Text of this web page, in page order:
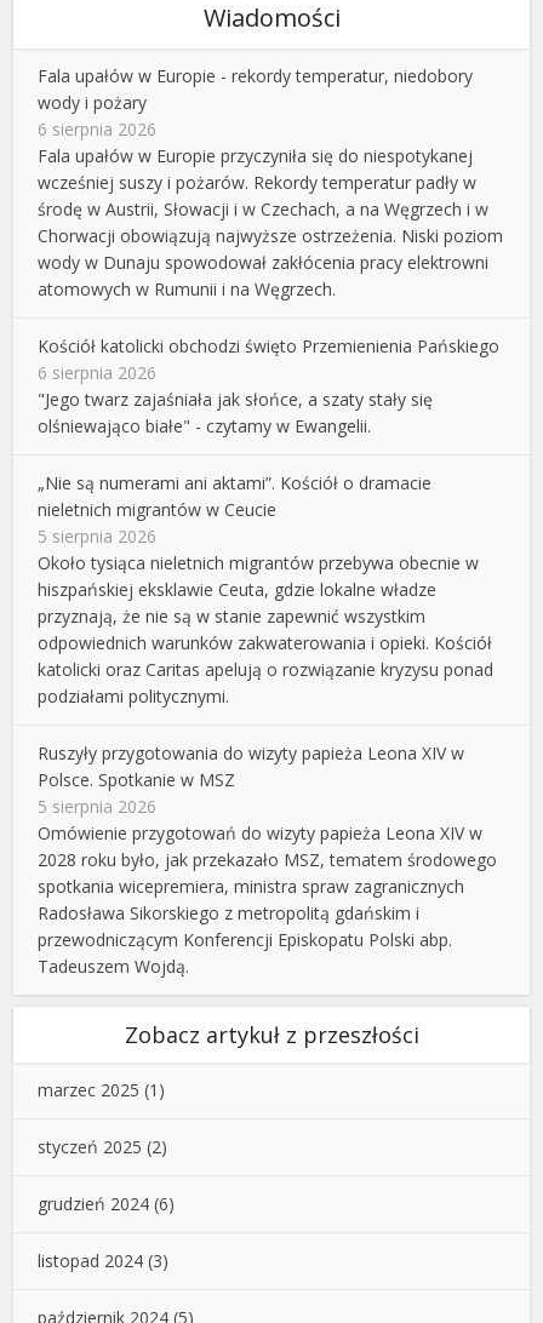
Wiadomości
Fala upałów w Europie - rekordy temperatur, niedobory
wody i pożary
6 sierpnia 2026
Fala upałów w Europie przyczyniła się do niespotykanej
wcześniej suszy i pożarów. Rekordy temperatur padły w
środę w Austrii, Słowacji i w Czechach, a na Węgrzech i w
Chorwacji obowiązują najwyższe ostrzeżenia. Niski poziom
wody w Dunaju spowodował zakłócenia pracy elektrowni
atomowych w Rumunii i na Węgrzech.
Kościół katolicki obchodzi święto Przemienienia Pańskiego
6 sierpnia 2026
"Jego twarz zajaśniała jak słońce, a szaty stały się
olśniewająco białe" - czytamy w Ewangelii.
„Nie są numerami ani aktami”. Kościół o dramacie
nieletnich migrantów w Ceucie
5 sierpnia 2026
Około tysiąca nieletnich migrantów przebywa obecnie w
hiszpańskiej eksklawie Ceuta, gdzie lokalne władze
przyznają, że nie są w stanie zapewnić wszystkim
odpowiednich warunków zakwaterowania i opieki. Kościół
katolicki oraz Caritas apelują o rozwiązanie kryzysu ponad
podziałami politycznymi.
Ruszyły przygotowania do wizyty papieża Leona XIV w
Polsce. Spotkanie w MSZ
5 sierpnia 2026
Omówienie przygotowań do wizyty papieża Leona XIV w
2028 roku było, jak przekazało MSZ, tematem środowego
spotkania wicepremiera, ministra spraw zagranicznych
Radosława Sikorskiego z metropolitą gdańskim i
przewodniczącym Konferencji Episkopatu Polski abp.
Tadeuszem Wojdą.
Zobacz artykuł z przeszłości
marzec 2025 (1)
styczeń 2025 (2)
grudzień 2024 (6)
listopad 2024 (3)
październik 2024 (5)